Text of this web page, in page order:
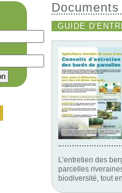
Documents
GUIDE
L’entretien des
parcelles
biodiversité, tout